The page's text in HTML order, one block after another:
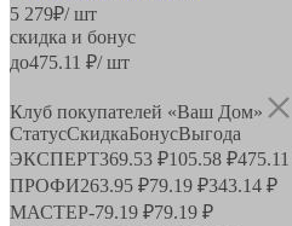
5 279₽/ шт
скидка и бонус
до475.11 ₽/ шт
Клуб покупателей «Ваш Дом»
СтатусСкидкаБонусВыгода
ЭКСПЕРТ369.53 ₽105.58 ₽
ПРОФИ263.95 ₽79.19 ₽343.14 ₽
МАСТЕР-79.19 ₽79.19 ₽